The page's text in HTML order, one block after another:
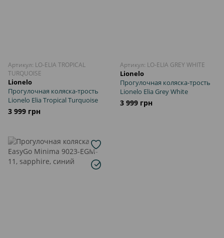
Артикул: LO-ELIA TROPICAL
TURQUOISE
Lionelo
Прогулочная коляска-трость
Lionelo Elia Tropical Turquoise
3 999 грн
Артикул: LO-ELIA GREY WHITE
Lionelo
Прогулочная коляска-трость
Lionelo Elia Grey White
3 999 грн